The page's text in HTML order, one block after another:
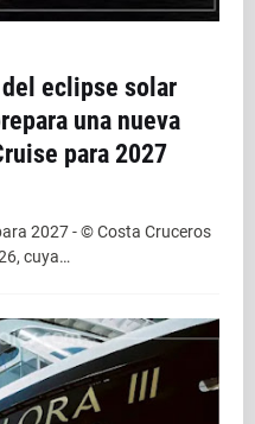
eclipse solar
una nueva
para 2027
2027 - © Costa Cruceros
cuya…